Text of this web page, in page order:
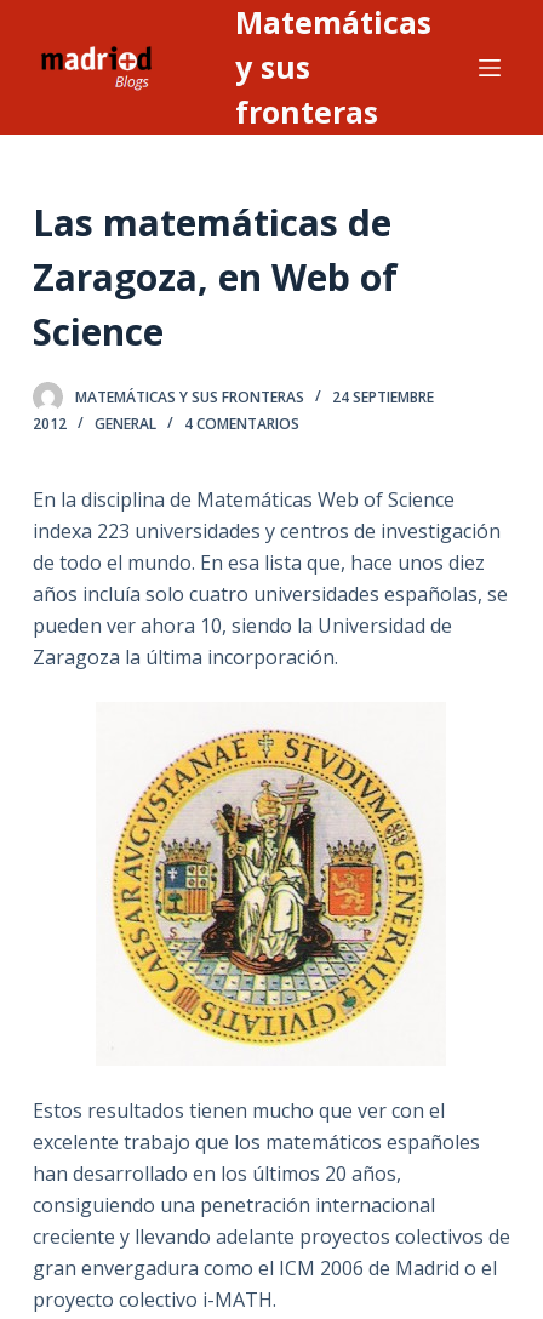
n
e
n
d
o
Matemáticas
y sus
fronteras
Las matemáticas de
Zaragoza, en Web of
Science
MATEMÁTICAS Y SUS FRONTERAS
24 SEPTIEMBRE
2012
GENERAL 4 COMENTARIOS
En la disciplina de Matemáticas Web of Science
indexa 223 universidades y centros de investigación
de todo el mundo. En esa lista que, hace unos diez
años incluía solo cuatro universidades españolas, se
pueden ver ahora 10, siendo la Universidad de
Zaragoza la última incorporación.
Estos resultados tienen mucho que ver con el
excelente trabajo que los matemáticos españoles
han desarrollado en los últimos 20 años,
consiguiendo una penetración internacional
creciente y llevando adelante proyectos colectivos de
gran envergadura como el ICM 2006 de Madrid o el
proyecto colectivo i-MATH.